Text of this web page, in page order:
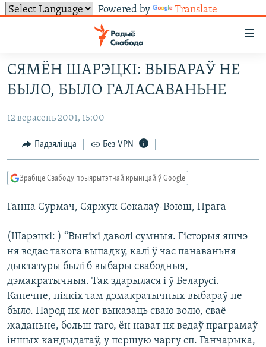
Powered by Translate
ўнівэрсальнага
доступу
Перайсьці
да
галоўнага
Перайсьці
да
галоўнай
навігацыі
Перайсьці
пошуку
ВІДЭА І ФОТА
ЛЮДЗІ
ЭКАНОМІКА
ВАЙНА
БЕЛАРУСЫ НА ВАЙНЕ
ПАЛІТВЯЗЬНІ
КУЛЬТУРА
КАЛЯНДАР
ТОЛЬКІ НА СВАБОДЗЕ
ТЭСТЫ
БЛОГІ
ПАДКАСТЫ
КНІГІ
АЎДЫЁКНІГІ
PREMIUM
МОВА
НА ХВАЛЯХ СВАБОДЫ
СУВЯЗЬ
АБЫСЬЦІ БЛЯКАВАНЬНЕ
ПАДПІСАЦЦА
ПАДКАСТЫ
FACEBOOK
САЧЫЦЕ ЗА АБНАЎЛЕНЬНЯМІ
Усе сайты РС/РСЭ
СЯМЁН ШАРЭЦКІ: ВЫБАРАЎ НЕ
БЫЛО, БЫЛО ГАЛАСАВАНЬНЕ
12 верасень 2001, 15:00
Падзяліцца Без VPN
Зрабіце Свабоду прыярытэтнай крыніцай ў Google
Ганна Сурмач, Сяржук Сокалаў-Воюш, Прага
(Шарэцкі: ) “Вынікі даволі сумныя. Гісторыя яшчэ
ня ведае такога выпадку, калі ў час панаваньня
дыктатуры былі б выбары свабодныя,
дэмакратычныя. Так здарылася і ў Беларусі.
Канечне, ніякіх там дэмакратычных выбараў не
было. Народ ня мог выказаць сваю волю, сваё
жаданьне, больш таго, ён нават ня ведаў праграмаў
іншых кандыдатаў, у першую чаргу сп. Ганчарыка,